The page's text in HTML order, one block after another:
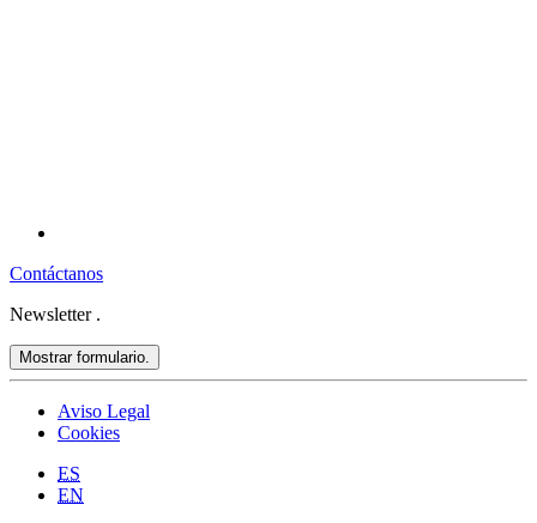
Contáctanos
Newsletter .
Mostrar formulario.
Aviso Legal
Cookies
ES
EN